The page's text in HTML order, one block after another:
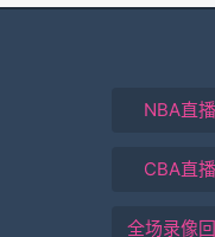
NBA直播
CBA直播
全场录像